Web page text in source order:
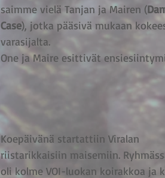
saimme vielä Tanjan ja Mairen (
Case), jotka pääsivä mukaan
varasijalta.
One ja Maire esittivät
Koepäivänä startattiin Viralan
riistarikkaisiin maisemiin.
oli kolme VOI-luokan koirakkoa ja